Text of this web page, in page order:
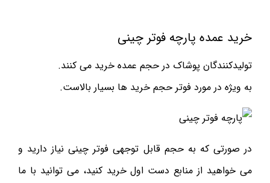
خرید عمده پارچه فوتر چینی
تولیدکنندگان پوشاک در حجم عمده خرید می کنند.
به ویژه در مورد فوتر حجم خرید ها بسیار بالاست.
در صورتی که به حجم قابل توجهی فوتر چینی نیاز دارید و
می خواهید از منابع دست اول خرید کنید، می توانید با ما